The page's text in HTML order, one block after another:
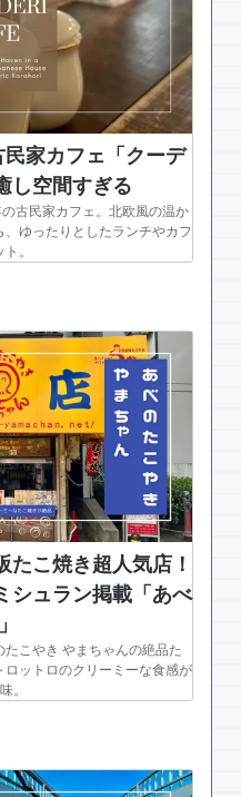
家カフェ「クーデ
し空間すぎる
古民家カフェ。北欧風の温か
ゆったりとしたランチやカフ
。
たこ焼き超人気店！
シュラン掲載「あべ
こやき やまちゃんの絶品た
ットロのクリーミーな食感が
。